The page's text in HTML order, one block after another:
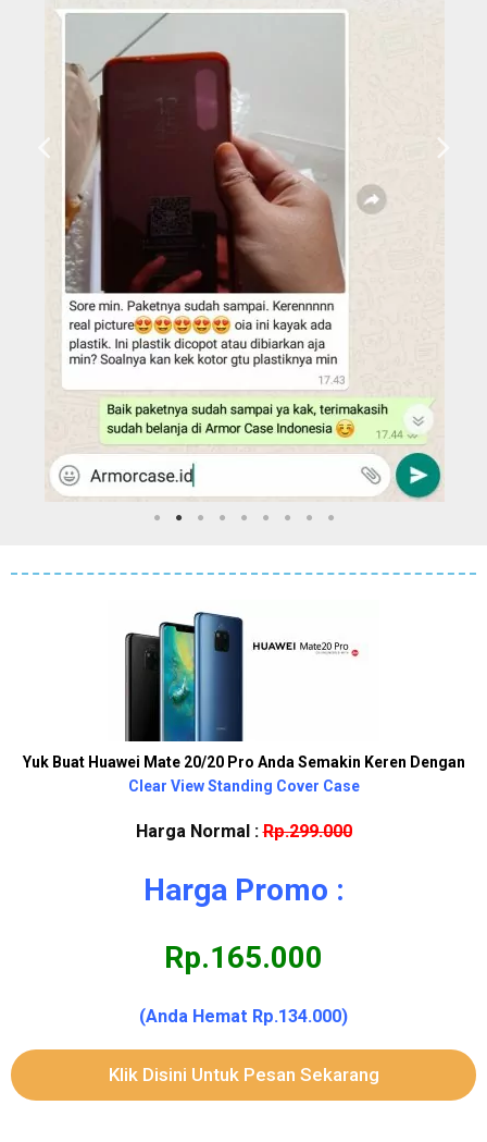
Yuk Buat Huawei Mate 20/20 Pro Anda Semakin Keren Dengan
Clear View Standing Cover Case
Harga Normal :Rp.299.000
Harga Promo :
Rp.165.000
(Anda Hemat Rp.134.000)
Klik Disini Untuk Pesan Sekarang